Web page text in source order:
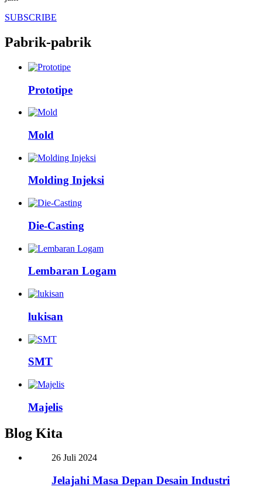
SUBSCRIBE
Pabrik-pabrik
Prototipe
Mold
Molding Injeksi
Die-Casting
Lembaran Logam
lukisan
SMT
Majelis
Blog Kita
26 Juli 2024
Jelajahi Masa Depan Desain Industri